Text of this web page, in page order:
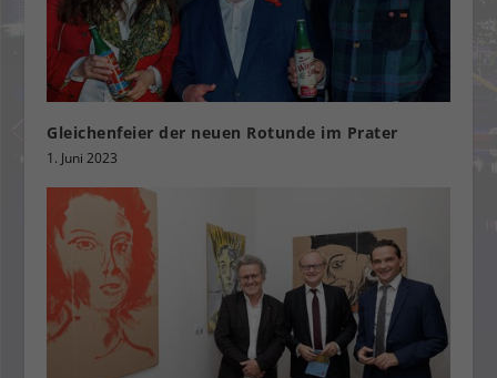
Gleichenfeier der neuen Rotunde im Prater
1. Juni 2023